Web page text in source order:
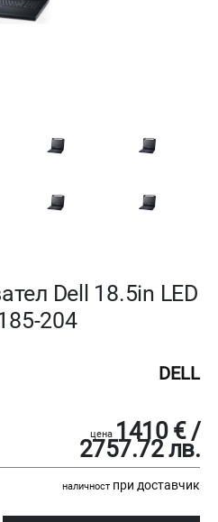
Dell 18.5in LED
204
DELL
цена 1410 € /
2757.72 лв.
наличност при доставчик